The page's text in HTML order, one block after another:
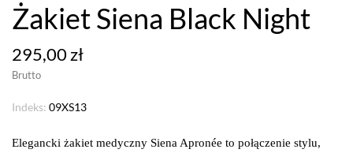
Żakiet Siena Black Night
295,00 zł
Brutto
Indeks: 09XS13
Elegancki żakiet medyczny Siena Apronée to połączenie stylu,